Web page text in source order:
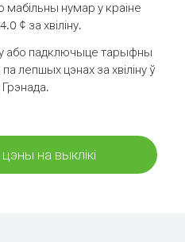
нумар у краіне
¢ за хвіліну.
або падключыце тарыфны
лепшых цэнах за хвіліну ў
Грэнада.
на выклікі